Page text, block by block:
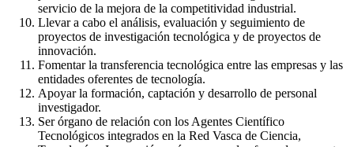
servicio de la mejora de la competitividad industrial.
Llevar a cabo el análisis, evaluación y seguimiento de
proyectos de investigación tecnológica y de proyectos de
innovación.
Fomentar la transferencia tecnológica entre las empresas y las
entidades oferentes de tecnología.
Apoyar la formación, captación y desarrollo de personal
investigador.
Ser órgano de relación con los Agentes Científico
Tecnológicos integrados en la Red Vasca de Ciencia,